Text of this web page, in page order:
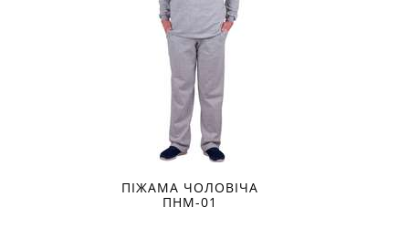
ПІЖАМА ЧОЛОВІЧА
ПНМ-01